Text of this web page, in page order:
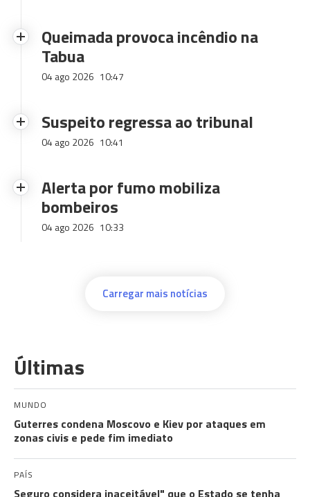
Queimada provoca incêndio na
Tabua
04 ago 2026 10:47
Suspeito regressa ao tribunal
04 ago 2026 10:41
Alerta por fumo mobiliza
bombeiros
04 ago 2026 10:33
Carregar mais notícias
Últimas
MUNDO
Guterres condena Moscovo e Kiev por ataques em
zonas civis e pede fim imediato
PAÍS